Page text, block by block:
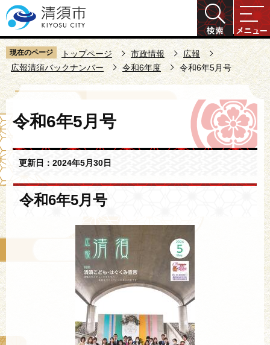
こ
の
ペ
ー
ジ
の
先
頭
で
す
現在のページ トップページ 市政情報
広報
広報清須バックナンバー
令和6年度 令和6年5月号
文
こ
ら
令和6年5月号
更新日：2024年5月30日
令和6年5月号